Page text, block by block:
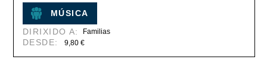
MÚSICA
DIRIXIDO A:
Familias
DESDE: 9,80 €